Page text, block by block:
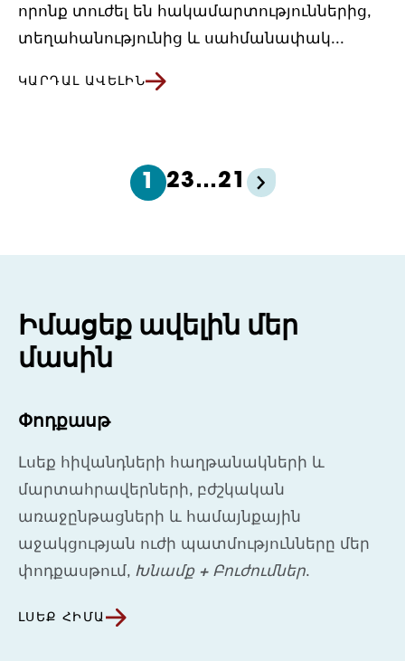
որոնք տուժել են հակամարտություններից,
տեղահանությունից և սահմանափակ...
ԿԱՐԴԱԼ ԱՎԵԼԻՆ
1 23…21
Իմացեք ավելին մեր
մասին
Փոդքասթ
Լսեք հիվանդների հաղթանակների և
մարտահրավերների, բժշկական
առաջընթացների և համայնքային
աջակցության ուժի պատմությունները մեր
փոդքասթում, Խնամք + Բուժումներ.
ԼՍԵՔ ՀԻՄԱ